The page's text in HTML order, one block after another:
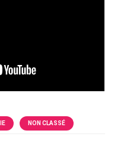
NON CLASSÉ